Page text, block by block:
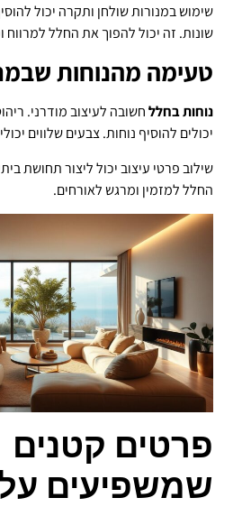
שימוש במנורות שולחן ותקרה יכול
שונות. זה יכול להפוך את החלל למרווח
טעימה מהנוחות
נוחות בחללחשובה לעיצוב מודרני.
יכולים להוסיף נוחות. צבעים שלווים
שילוב פרטי עיצוב יכול ליצור תחושת
החלל למזמין ומרגש לאורחים.
פרטים קטנים
שמשפיעים